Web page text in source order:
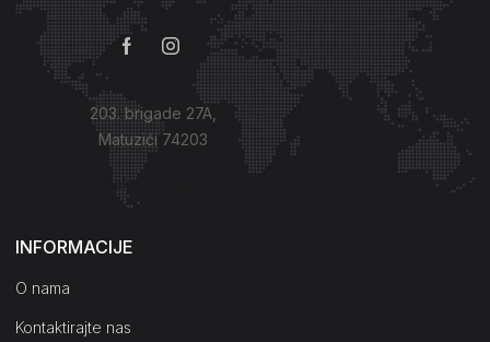
203. brigade 27A,
Matuzići 74203
Kako do nas?
INFORMACIJE
O nama
Kontaktirajte nas